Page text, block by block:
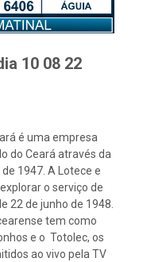
10 08 22
é uma empresa
do Ceará através da
1947. A Lotece e
o serviço de
22 de junho de 1948.
tem como
e o Totolec, os
ao vivo pela TV